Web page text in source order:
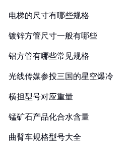
电梯的尺寸有哪些规格
镀锌方管尺寸一般有哪些
铝方管有哪些常见规格
光线传媒参投三国的星空爆冷
横担型号对应重量
锰矿石产品化合水含量
曲臂车规格型号大全